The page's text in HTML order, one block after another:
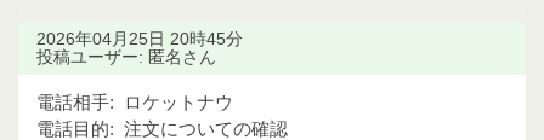
2026年04月25日 20時45分
投稿ユーザー: 匿名さん
電話相手:
ロケットナウ
電話目的: 注文についての確認